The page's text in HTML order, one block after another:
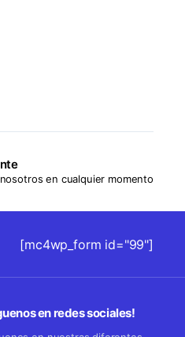
en cualquier momento
[mc4wp_form id="99"]
en redes sociales!